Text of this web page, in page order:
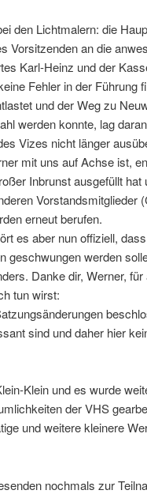
den Lichtmalern: die
Vorsitzenden an die
Karl-Heinz und der
Fehler in der Führung
und der Weg zu
werden konnte, lag
Vizes nicht länger
mit uns auf Achse ist,
Inbrunst ausgefüllt hat
Vorstandsmitglieder
erneut berufen.
es aber nun offiziell,
geschwungen werden
Danke dir, Werner,
tun wirst:
sind und daher hier
Klein und es wurde
der VHS
und weitere kleinere
nochmals zur